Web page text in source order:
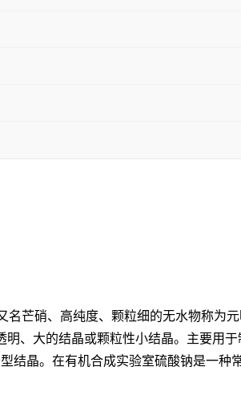
名芒硝、高纯度、颗粒细的无水物称为
、大的结晶或颗粒性小结晶。主要用于
结晶。在有机合成实验室硫酸钠是一种